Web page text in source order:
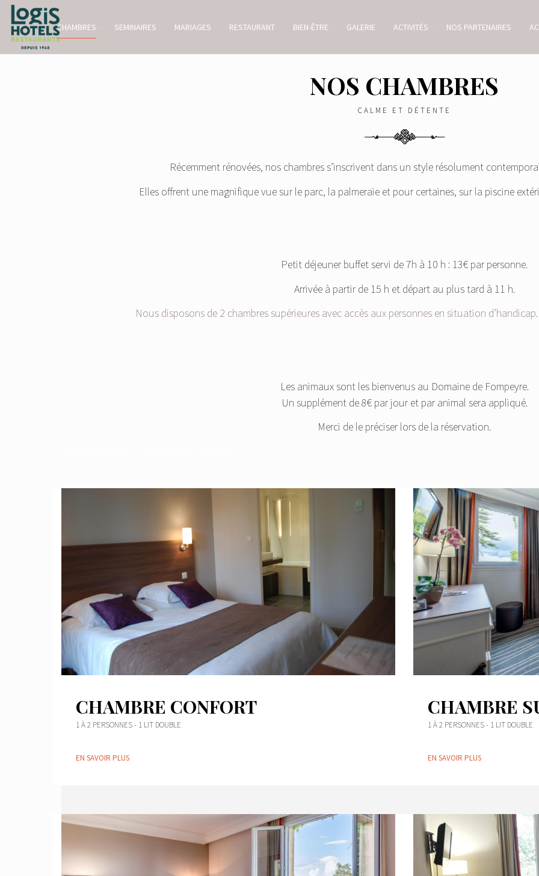
CHAMBRES SEMINAIRES MARIAGES RESTAURANT BIEN-ÊTRE GALERIE ACTIVITÉS NOS PARTENAIRES
NOS CHAMBRES
CALME ET DÉTENTE
Récemment rénovées, nos chambres s’inscrivent dans un style résolument
Elles offrent une magnifique vue sur le parc, la palmeraie et pour certaines, sur la piscine
Petit déjeuner buffet servi de 7h à 10 h : 13€ par personne.
Arrivée à partir de 15 h et départ au plus tard à 11 h.
Nous disposons de 2 chambres supérieures avec accès aux personnes en situation
Les animaux sont les bienvenus au Domaine de Fompeyre.
Un supplément de 8€ par jour et par animal sera appliqué.
Merci de le préciser lors de la réservation.
CHAMBRE CONFORT
1 À 2 PERSONNES - 1 LIT DOUBLE
EN SAVOIR PLUS
CHAMBRE
1 À 2 PERSONNES - 1 LIT DOUBLE
EN SAVOIR PLUS